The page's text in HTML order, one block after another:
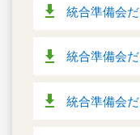
統合準備会
統合準備会
統合準備会